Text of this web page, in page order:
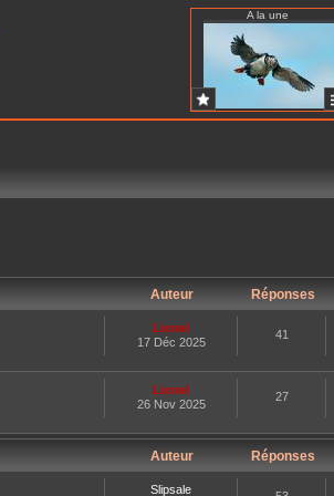
A la une
Auteur Réponses
Lionel
17 Déc 2025
41
Lionel
26 Nov 2025
27
Auteur Réponses
Slipsale